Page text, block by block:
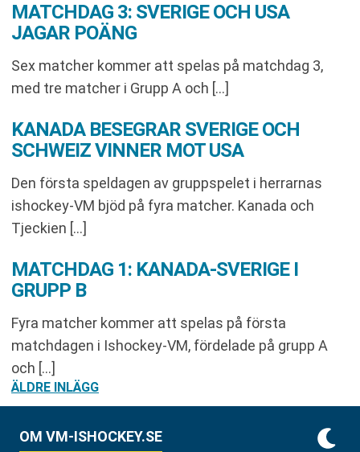
MATCHDAG 3: SVERIGE OCH USA
JAGAR POÄNG
Sex matcher kommer att spelas på matchdag 3,
med tre matcher i Grupp A och […]
KANADA BESEGRAR SVERIGE OCH
SCHWEIZ VINNER MOT USA
Den första speldagen av gruppspelet i herrarnas
ishockey-VM bjöd på fyra matcher. Kanada och
Tjeckien […]
MATCHDAG 1: KANADA-SVERIGE I
GRUPP B
Fyra matcher kommer att spelas på första
matchdagen i Ishockey-VM, fördelade på grupp A
och […]
INLÄGGSNAVIGERING
ÄLDRE INLÄGG
OM VM-ISHOCKEY.SE